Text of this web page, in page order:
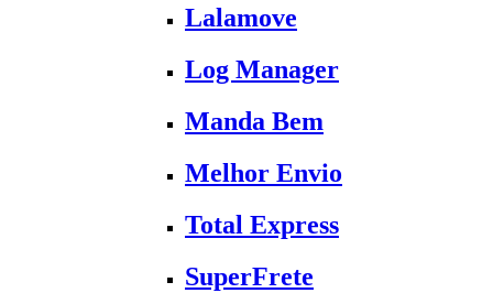
Lalamove
Log Manager
Manda Bem
Melhor Envio
Total Express
SuperFrete